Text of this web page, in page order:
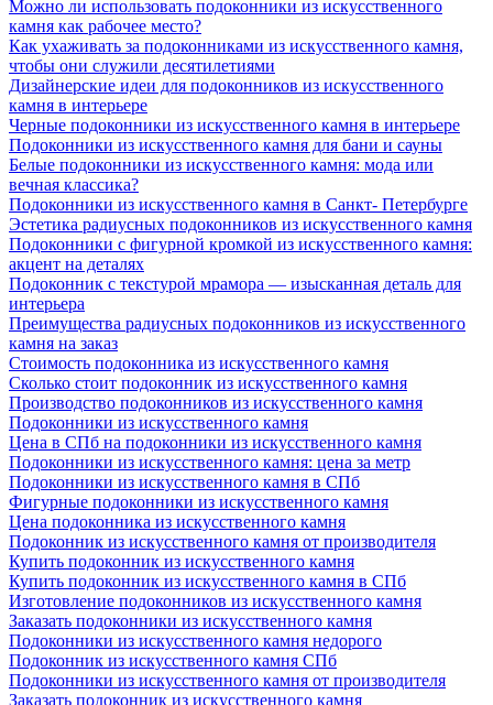
Можно ли использовать подоконники из искусственного
камня как рабочее место?
Как ухаживать за подоконниками из искусственного камня,
чтобы они служили десятилетиями
Дизайнерские идеи для подоконников из искусственного
камня в интерьере
Черные подоконники из искусственного камня в интерьере
Подоконники из искусственного камня для бани и сауны
Белые подоконники из искусственного камня: мода или
вечная классика?
Подоконники из искусственного камня в Санкт- Петербурге
Эстетика радиусных подоконников из искусственного камня
Подоконники с фигурной кромкой из искусственного камня:
акцент на деталях
Подоконник с текстурой мрамора — изысканная деталь для
интерьера
Преимущества радиусных подоконников из искусственного
камня на заказ
Стоимость подоконника из искусственного камня
Сколько стоит подоконник из искусственного камня
Производство подоконников из искусственного камня
Подоконники из искусственного камня
Цена в СПб на подоконники из искусственного камня
Подоконники из искусственного камня: цена за метр
Подоконники из искусственного камня в СПб
Фигурные подоконники из искусственного камня
Цена подоконника из искусственного камня
Подоконник из искусственного камня от производителя
Купить подоконник из искусственного камня
Купить подоконник из искусственного камня в СПб
Изготовление подоконников из искусственного камня
Заказать подоконники из искусственного камня
Подоконники из искусственного камня недорого
Подоконник из искусственного камня СПб
Подоконники из искусственного камня от производителя
Заказать подоконник из искусственного камня